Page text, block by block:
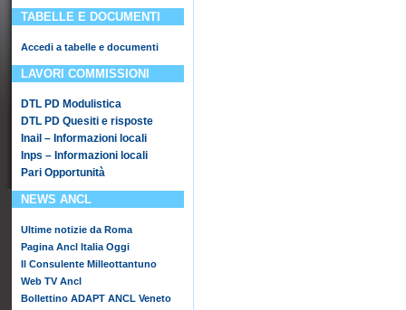
TABELLE E DOCUMENTI
Accedi a tabelle e documenti
LAVORI COMMISSIONI
DTL PD Modulistica
DTL PD Quesiti e risposte
Inail – Informazioni locali
Inps – Informazioni locali
Pari Opportunità
NEWS ANCL
Ultime notizie da Roma
Pagina Ancl Italia Oggi
Il Consulente Milleottantuno
Web TV Ancl
Bollettino ADAPT ANCL Veneto